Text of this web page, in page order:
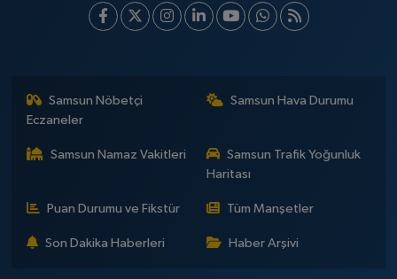
Samsun Nöbetçi
Eczaneler
Samsun Hava Durumu
Samsun Namaz Vakitleri
Samsun Trafik Yoğunluk
Haritası
Puan Durumu ve Fikstür Tüm Manşetler
Son Dakika Haberleri Haber Arşivi